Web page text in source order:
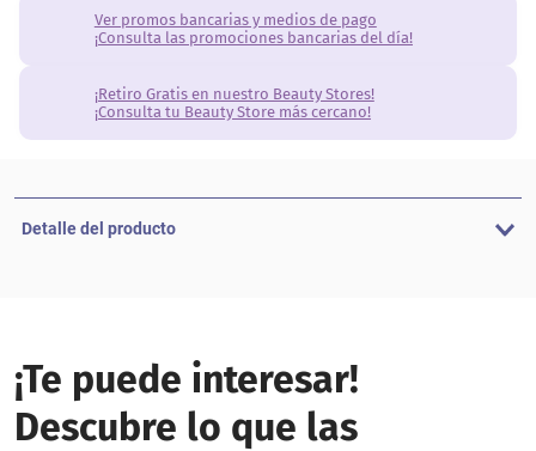
Ver promos bancarias y medios de pago
¡Consulta las promociones bancarias del día!
¡Retiro Gratis en nuestro Beauty Stores!
¡Consulta tu Beauty Store más cercano!
Detalle del producto
¡Te puede interesar!
Descubre lo que las